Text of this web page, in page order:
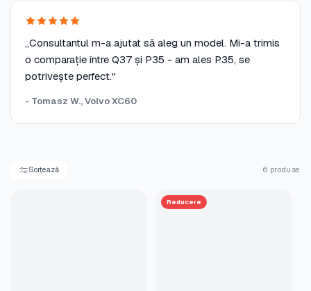
„Consultantul m-a ajutat să aleg un model. Mi-a trimis
o comparație între Q37 și P35 - am ales P35, se
potrivește perfect."
- Tomasz W., Volvo XC60
Sortează 6 produse
Reducere